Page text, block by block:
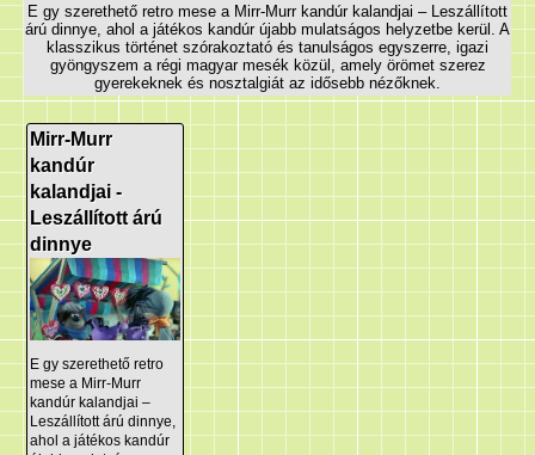
E gy szerethető retro mese a Mirr-Murr kandúr kalandjai – Leszállított
árú dinnye, ahol a játékos kandúr újabb mulatságos helyzetbe kerül. A
klasszikus történet szórakoztató és tanulságos egyszerre, igazi
gyöngyszem a régi magyar mesék közül, amely örömet szerez
gyerekeknek és nosztalgiát az idősebb nézőknek.
Mirr-Murr
kandúr
kalandjai -
Leszállított árú
dinnye
E gy szerethető retro
mese a Mirr-Murr
kandúr kalandjai –
Leszállított árú dinnye,
ahol a játékos kandúr